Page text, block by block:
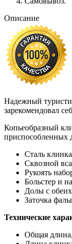
Описание
Надежный
зарекомендовал
Копьеобразный
приспособленных
Сталь клинка
Сквозной
Рукоять
Больстер и
Долы с
Заточка
Технические
Общая